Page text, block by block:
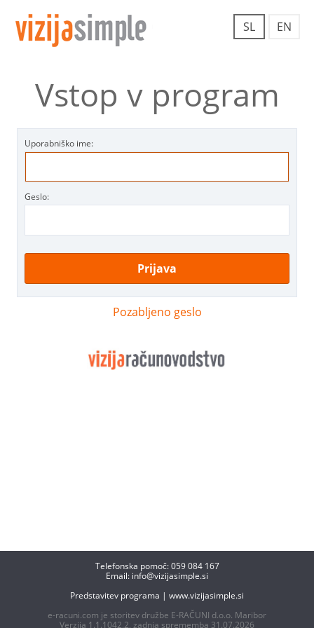
SL EN
Vstop v program
Uporabniško ime:
Geslo:
Pozabljeno geslo
Telefonska pomoč: 059 084 167
Email: info@vizijasimple.si
Predstavitev programa | www.vizijasimple.si
e-racuni.com je storitev družbe E-RAČUNI d.o.o. Maribor
Verzija 1.1.1042.2, zadnja sprememba 31.07.2026